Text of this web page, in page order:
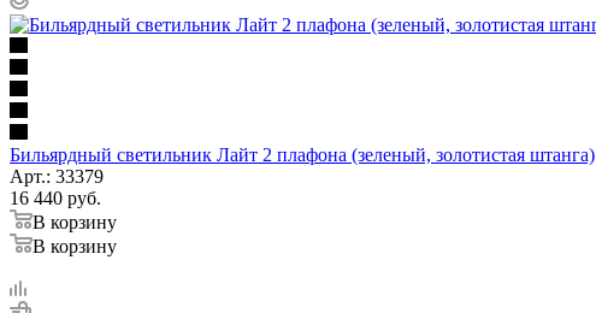
Бильярдный светильник Лайт 2 плафона (зеленый, золотистая штанга)
Арт.: 33379
16 440 руб.
В корзину
В корзину